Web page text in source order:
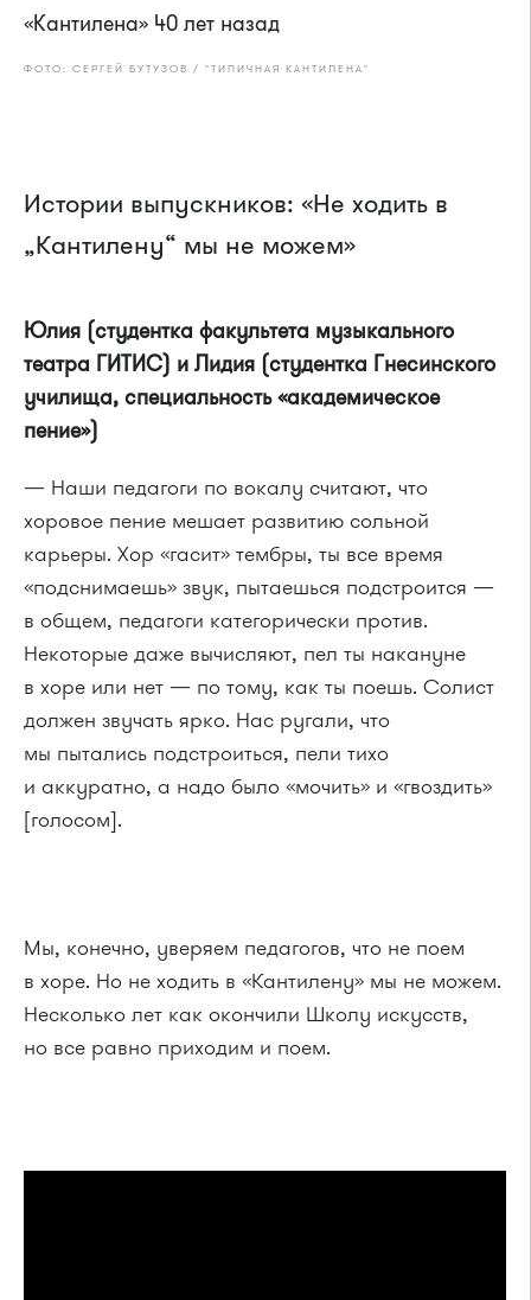
«Кантилена» 40 лет назад
ФОТО: СЕРГЕЙ БУТУЗОВ / "ТИПИЧНАЯ КАНТИЛЕНА"
Истории выпускников: «Не ходить в
„Кантилену“ мы не можем»
Юлия (студентка факультета музыкального
театра ГИТИС) и Лидия (студентка Гнесинского
училища, специальность «академическое
пение»)
— Наши педагоги по вокалу считают, что
хоровое пение мешает развитию сольной
карьеры. Хор «гасит» тембры, ты все время
«подснимаешь» звук, пытаешься подстроится —
в общем, педагоги категорически против.
Некоторые даже вычисляют, пел ты накануне
в хоре или нет — по тому, как ты поешь. Солист
должен звучать ярко. Нас ругали, что
мы пытались подстроиться, пели тихо
и аккуратно, а надо было «мочить» и «гвоздить»
[голосом].
Мы, конечно, уверяем педагогов, что не поем
в хоре. Но не ходить в «Кантилену» мы не можем.
Несколько лет как окончили Школу искусств,
но все равно приходим и поем.